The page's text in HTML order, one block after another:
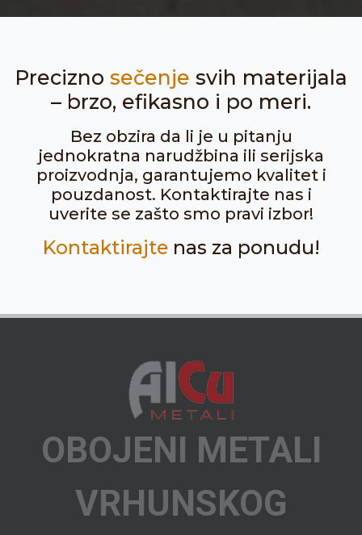
Precizno sečenje svih materijala
– brzo, efikasno i po meri.
Bez obzira da li je u pitanju
jednokratna narudžbina ili serijska
proizvodnja, garantujemo kvalitet i
pouzdanost. Kontaktirajte nas i
uverite se zašto smo pravi izbor!
Kontaktirajtenas za ponudu!
OBOJENI METALI
VRHUNSKOG